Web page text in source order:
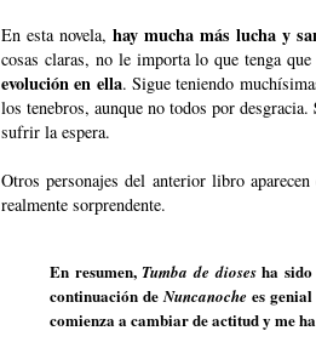
En esta novela, hay mucha más lucha y
cosas claras, no le importa lo que tenga
evolución en ella. Sigue teniendo
los tenebros, aunque no todos por desgracia.
sufrir la espera.
Otros personajes del anterior libro
realmente sorprendente.
En resumen, Tumba de diosesha sido
continuación deNuncanoche es
comienza a cambiar de actitud y me